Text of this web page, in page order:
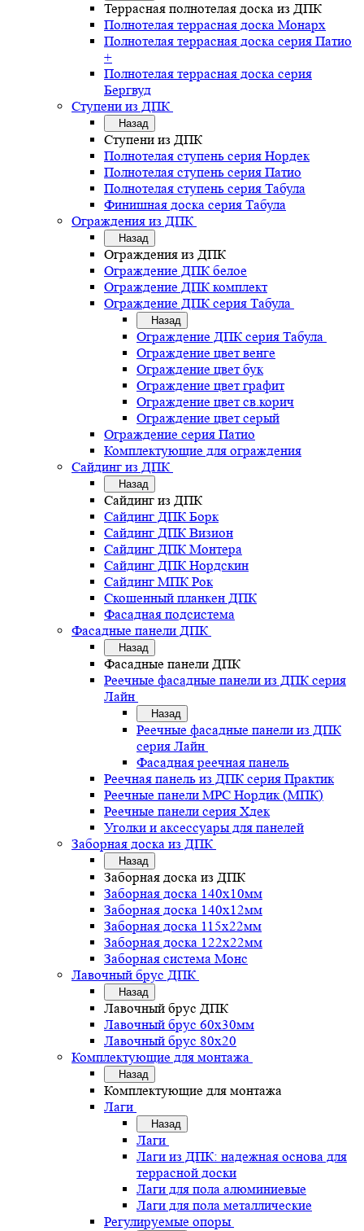
Террасная полнотелая доска из ДПК
Полнотелая террасная доска Монарх
Полнотелая террасная доска серия Патио
+
Полнотелая террасная доска серия
Бергвуд
Ступени из ДПК
Назад
Ступени из ДПК
Полнотелая ступень серия Нордек
Полнотелая ступень серия Патио
Полнотелая ступень серия Табула
Финишная доска серия Табула
Ограждения из ДПК
Назад
Ограждения из ДПК
Ограждение ДПК белое
Ограждение ДПК комплект
Ограждение ДПК серия Табула
Назад
Ограждение ДПК серия Табула
Ограждение цвет венге
Ограждение цвет бук
Ограждение цвет графит
Ограждение цвет св.корич
Ограждение цвет серый
Ограждение серия Патио
Комплектующие для ограждения
Сайдинг из ДПК
Назад
Сайдинг из ДПК
Сайдинг ДПК Борк
Сайдинг ДПК Визион
Сайдинг ДПК Монтера
Сайдинг ДПК Нордскин
Сайдинг МПК Рок
Скошенный планкен ДПК
Фасадная подсистема
Фасадные панели ДПК
Назад
Фасадные панели ДПК
Реечные фасадные панели из ДПК серия
Лайн
Назад
Реечные фасадные панели из ДПК
серия Лайн
Фасадная реечная панель
Реечная панель из ДПК серия Практик
Реечные панели MPC Нордик (МПК)
Реечные панели серия Хдек
Уголки и аксессуары для панелей
Заборная доска из ДПК
Назад
Заборная доска из ДПК
Заборная доска 140х10мм
Заборная доска 140х12мм
Заборная доска 115х22мм
Заборная доска 122х22мм
Заборная система Монс
Лавочный брус ДПК
Назад
Лавочный брус ДПК
Лавочный брус 60х30мм
Лавочный брус 80х20
Комплектующие для монтажа
Назад
Комплектующие для монтажа
Лаги
Назад
Лаги
Лаги из ДПК: надежная основа для
террасной доски
Лаги для пола алюминиевые
Лаги для пола металлические
Регулируемые опоры